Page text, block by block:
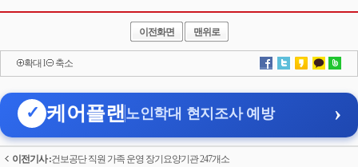
이전화면 맨위로
확대 l 축소
✓ 케어플랜노인학대 현지조사 예방 ›
이전기사 :건보공단 직원 가족 운영 장기요양기관 247개소